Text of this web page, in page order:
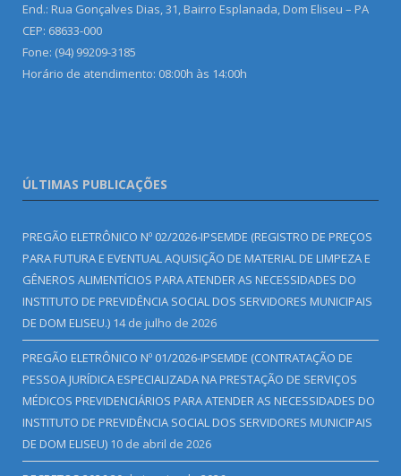
End.: Rua Gonçalves Dias, 31, Bairro Esplanada, Dom Eliseu – PA
CEP: 68633-000
Fone: (94) 99209-3185
Horário de atendimento: 08:00h às 14:00h
ÚLTIMAS PUBLICAÇÕES
PREGÃO ELETRÔNICO Nº 02/2026-IPSEMDE (REGISTRO DE PREÇOS
PARA FUTURA E EVENTUAL AQUISIÇÃO DE MATERIAL DE LIMPEZA E
GÊNEROS ALIMENTÍCIOS PARA ATENDER AS NECESSIDADES DO
INSTITUTO DE PREVIDÊNCIA SOCIAL DOS SERVIDORES MUNICIPAIS
DE DOM ELISEU.) 14 de julho de 2026
PREGÃO ELETRÔNICO Nº 01/2026-IPSEMDE (CONTRATAÇÃO DE
PESSOA JURÍDICA ESPECIALIZADA NA PRESTAÇÃO DE SERVIÇOS
MÉDICOS PREVIDENCIÁRIOS PARA ATENDER AS NECESSIDADES DO
INSTITUTO DE PREVIDÊNCIA SOCIAL DOS SERVIDORES MUNICIPAIS
DE DOM ELISEU) 10 de abril de 2026